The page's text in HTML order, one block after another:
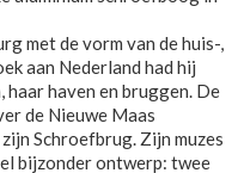
met de vorm van de huis-,
aan Nederland had hij
haven en bruggen. De
de Nieuwe Maas
Schroefbrug. Zijn muzes
bijzonder ontwerp: twee